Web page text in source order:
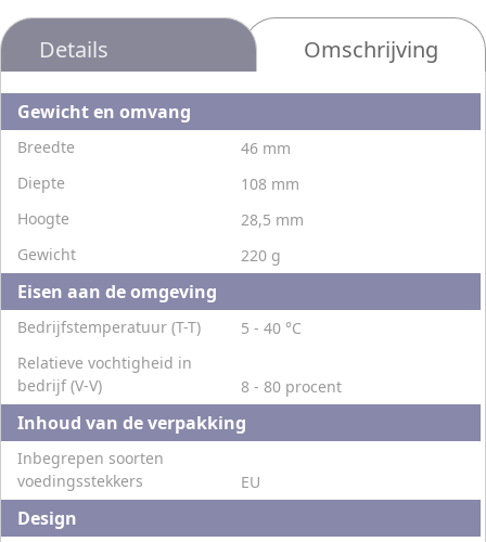
Details Omschrijving
Gewicht en omvang
Breedte
46 mm
Diepte
108 mm
Hoogte
28,5 mm
Gewicht
220 g
Eisen aan de omgeving
Bedrijfstemperatuur (T-T)
5 - 40 °C
Relatieve vochtigheid in
bedrijf (V-V)
8 - 80 procent
Inhoud van de verpakking
Inbegrepen soorten
voedingsstekkers
EU
Design